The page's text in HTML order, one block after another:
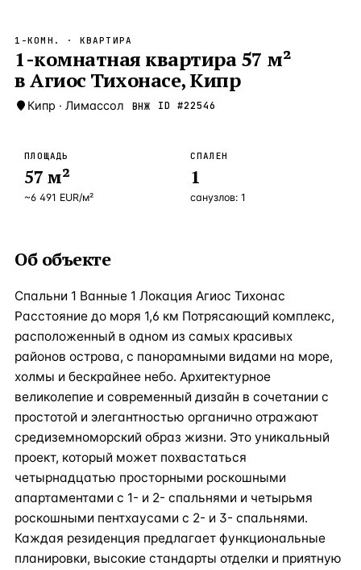
Новороссийск —Локация Россия · 2
Стамбул —Локация
Анталия
ЧАСТО ИЩУТ
Турция
1-КОМН. · КВАРТИРА
1-комнатная квартира 57 м²
в Агиос Тихонасе, Кипр
Кипр · Лимассол ВНЖ ID #22546
ПЛОЩАДЬ
57 м²
~6 491 EUR/м²
СПАЛЕН
1
санузлов: 1
Об объекте
Спальни 1 Ванные 1 Локация Агиос Тихонас
Расстояние до моря 1,6 км Потрясающий комплекс,
расположенный в одном из самых красивых
районов острова, с панорамными видами на море,
холмы и бескрайнее небо. Архитектурное
великолепие и современный дизайн в сочетании с
простотой и элегантностью органично отражают
средиземноморский образ жизни. Это уникальный
проект, который может похвастаться
четырнадцатью просторными роскошными
апартаментами с 1- и 2- спальнями и четырьмя
роскошными пентхаусами с 2- и 3- спальнями.
Каждая резиденция предлагает функциональные
планировки, высокие стандарты отделки и приятную